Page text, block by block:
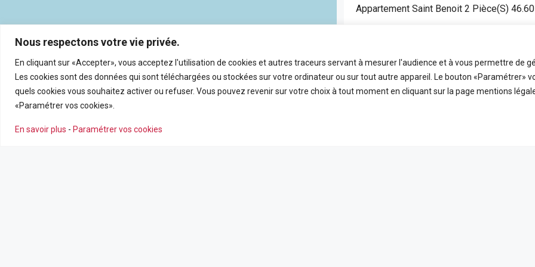
Nous respectons votre vie privée.
En cliquant sur «Accepter», vous acceptez l'utilisation de cookies et autres traceurs servant à mesurer l'audience et à vous permettre de
Les cookies sont des données qui sont téléchargées ou stockées sur votre ordinateur ou sur tout autre appareil. Le bouton «Paramétrer»
quels cookies vous souhaitez activer ou refuser. Vous pouvez revenir sur votre choix à tout moment en cliquant sur la page mentions
«Paramétrer vos cookies».
En savoir plus - Paramétrer vos cookies
Appartement Saint Benoit 2 Pièce(s)
2
Pièces
FDA7472
Référence
46.6
m2